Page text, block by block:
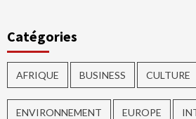
Catégories
AFRIQUE BUSINESS CULTURE
ENVIRONNEMENT EUROPE